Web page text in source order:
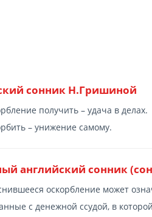
сонник Н.Гришиной
получить – удача в делах.
– унижение самому.
английский сонник
оскорбление может
с денежной ссудой, в